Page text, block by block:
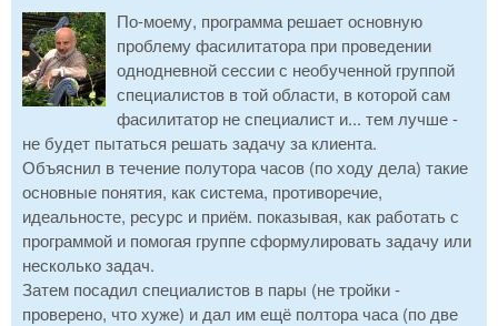
По-моему, программа решает основную
проблему фасилитатора при проведении
однодневной сессии с необученной группой
специалистов в той области, в которой сам
фасилитатор не специалист и... тем лучше -
не будет пытаться решать задачу за клиента.
Объяснил в течение полутора часов (по ходу дела) такие
основные понятия, как система, противоречие,
идеальносте, ресурс и приём. показывая, как работать с
программой и помогая группе сформулировать задачу или
несколько задач.
Затем посадил специалистов в пары (не тройки -
проверено, что хуже) и дал им ещё полтора часа (по две